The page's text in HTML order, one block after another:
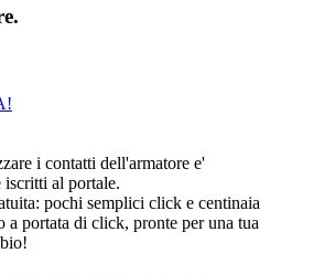
.
i contatti dell'armatore e'
iscritti al portale.
pochi semplici click e centinaia
a portata di click, pronte per una tua